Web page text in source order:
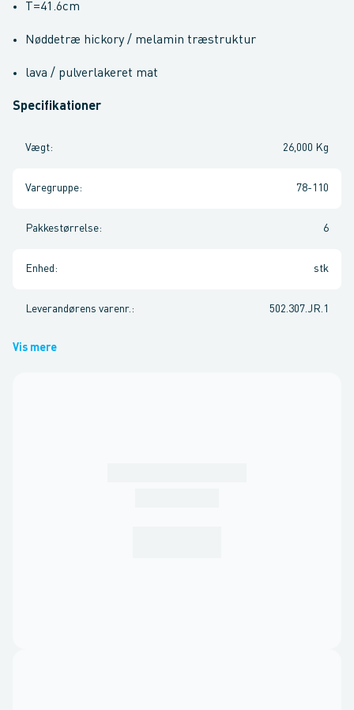
T=41.6cm
Nøddetræ hickory / melamin træstruktur
lava / pulverlakeret mat
Specifikationer
Vægt: 26,000 Kg
Varegruppe: 78-110
Pakkestørrelse: 6
Enhed : stk
Leverandørens varenr. : 502.307.JR.1
Vis mere